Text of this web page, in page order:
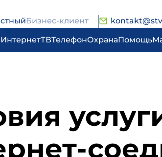
Бизнес-клиент
ИнтернетТВТелефонОхранаПомощь